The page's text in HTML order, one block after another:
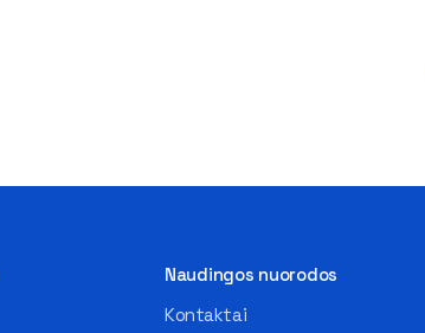
Naudingos nuorodos
Kontaktai